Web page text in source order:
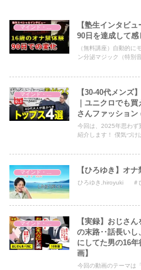
マインド・哲学
【塾生インタビ
90日を達成して
（無料講座）自動的に
ン分泌マジック（特別
マインド・哲学
【30-40代メンズ
｜ユニクロでも
さんファッション
今回は、2025年思わず
紹介します！ 僕気づけ
マインド・哲学 【ひろゆき】オ
ひろゆき,hiroyuki ＃
【実録】おじさ
の末路‥話長いし
にしてた男の16
画】
今回の動画のテーマは